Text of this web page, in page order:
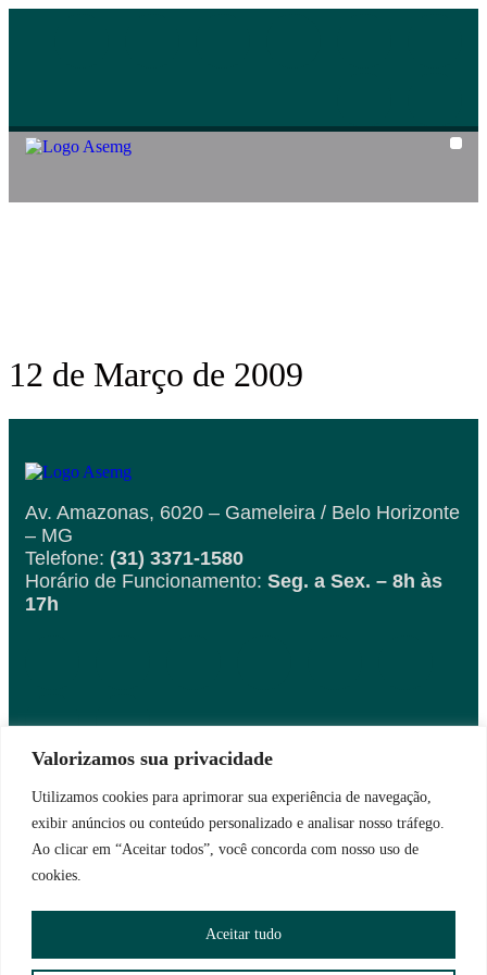
Valorizamos sua privacidade
Utilizamos cookies para aprimorar sua experiência de navegação,
exibir anúncios ou conteúdo personalizado e analisar nosso tráfego.
Ao clicar em “Aceitar todos”, você concorda com nosso uso de
cookies.
Aceitar tudo
12 de Março de 2009
Av. Amazonas, 6020 – Gameleira / Belo Horizonte
– MG
Telefone: (31) 3371-1580
Horário de Funcionamento: Seg. a Sex. – 8h às
17h
Fique por dentro das
novidades